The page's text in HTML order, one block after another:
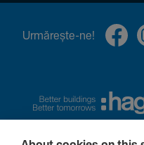
Urmă­rește-ne!